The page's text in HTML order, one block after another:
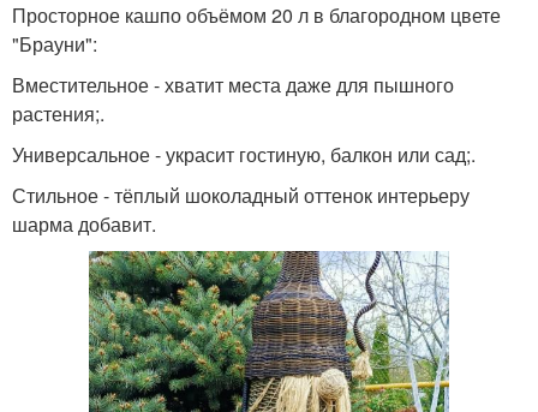
Просторное кашпо объёмом 20 л в благородном цвете
"Брауни":
Вместительное - хватит места даже для пышного
растения;.
Универсальное - украсит гостиную, балкон или сад;.
Стильное - тёплый шоколадный оттенок интерьеру
шарма добавит.